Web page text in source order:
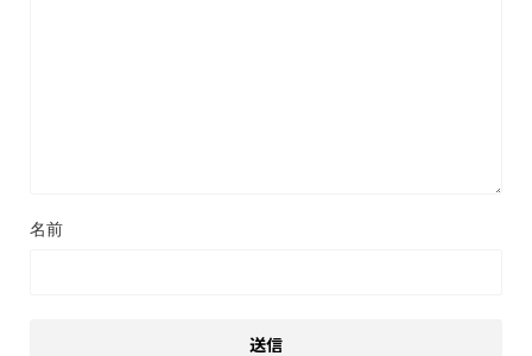
名前